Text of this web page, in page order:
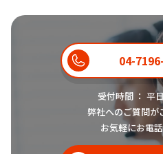
04-
受付時間 ： 平
弊社へのご質問が
お気軽にお電話